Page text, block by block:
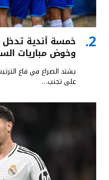
خمسة أندية تدخل
وخوض مباريات
يشتد الصراع في قاع
على تجنب…